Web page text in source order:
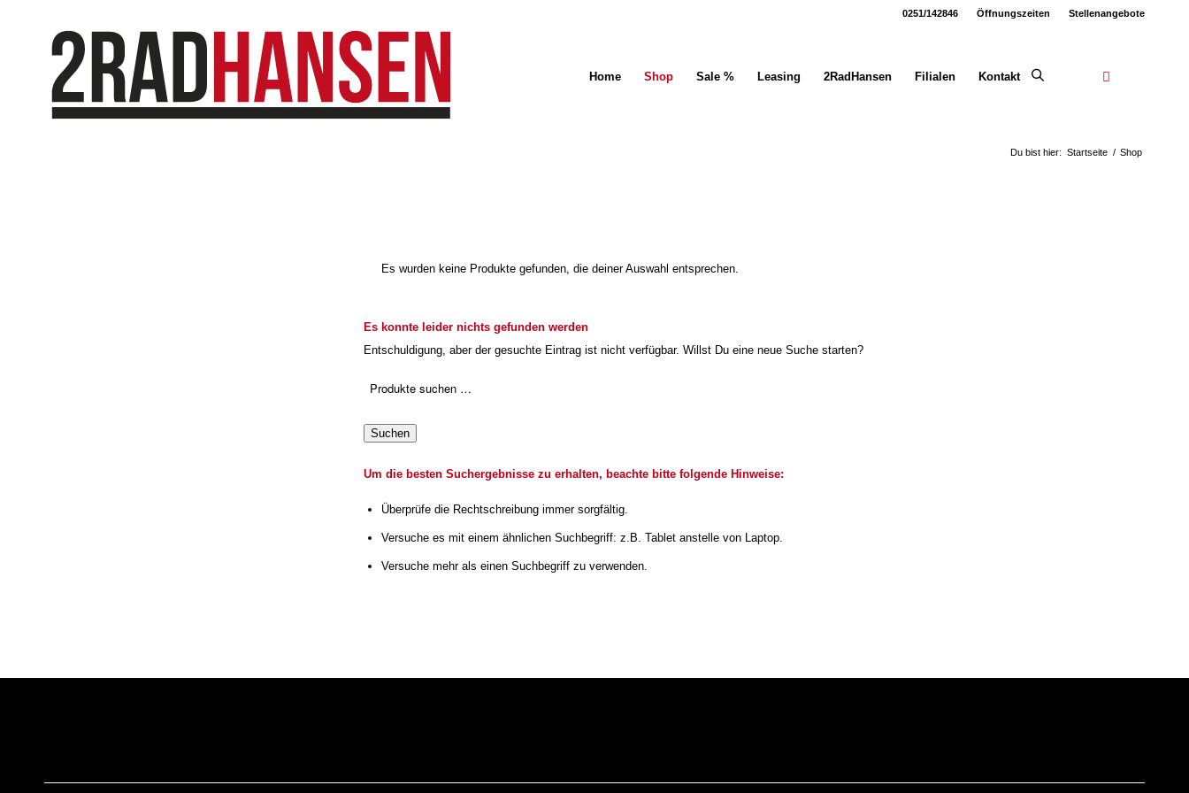
0251/142846 Öffnungszeiten Stellenangebote
Home Shop Sale % Leasing 2RadHansen Filialen Kontakt
Du bist hier: Startseite / Shop
Es wurden keine Produkte gefunden, die deiner Auswahl entsprechen.
Es konnte leider nichts gefunden werden
Entschuldigung, aber der gesuchte Eintrag ist nicht verfügbar. Willst Du eine neue Suche starten?
Suchen
Um die besten Suchergebnisse zu erhalten, beachte bitte folgende Hinweise:
Überprüfe die Rechtschreibung immer sorgfältig.
Versuche es mit einem ähnlichen Suchbegriff: z.B. Tablet anstelle von Laptop.
Versuche mehr als einen Suchbegriff zu verwenden.